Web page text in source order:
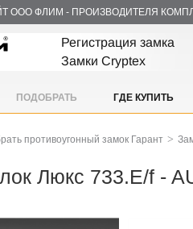
ООО ФЛИМ - ПРОИЗВОДИТЕЛЯ
Регистрация замка
Замки Cryptex
ПОДОБРАТЬ ГДЕ КУПИТЬ
противоугонный замок Гарант >
Люкс 733.E/f -